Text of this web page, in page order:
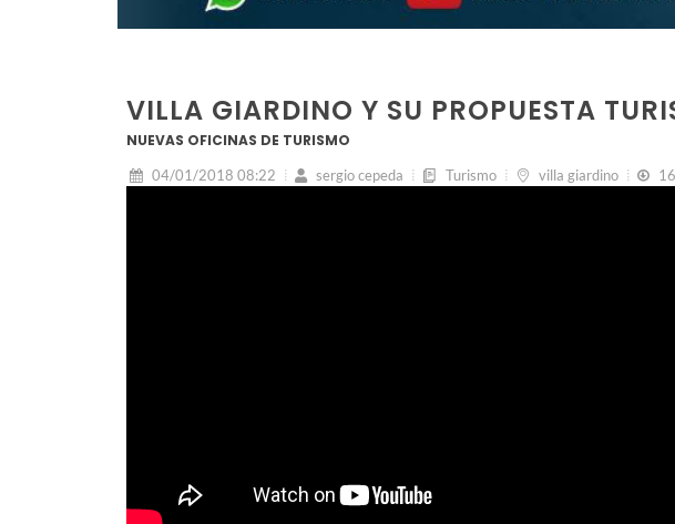
VILLA GIARDINO Y SU PROPUESTA
NUEVAS OFICINAS DE TURISMO
04/01/2018 08:22 sergio cepeda Turismo villa giardino